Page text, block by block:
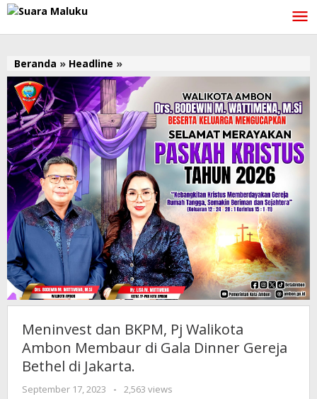
Lewati
konten
Beranda » Headline »
dan
BKPM,
Pj
Walikota
Ambon
Membaur
di
Gala
Dinner
Gereja
Bethel
di
Jakarta.
Meninvest dan BKPM, Pj Walikota
Ambon Membaur di Gala Dinner Gereja
Bethel di Jakarta.
September 17, 2023
oleh
-
2,563 views